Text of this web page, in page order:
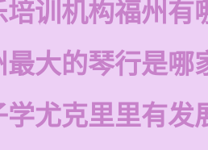
培训机构福州有
最大的琴行是哪
学尤克里里有发